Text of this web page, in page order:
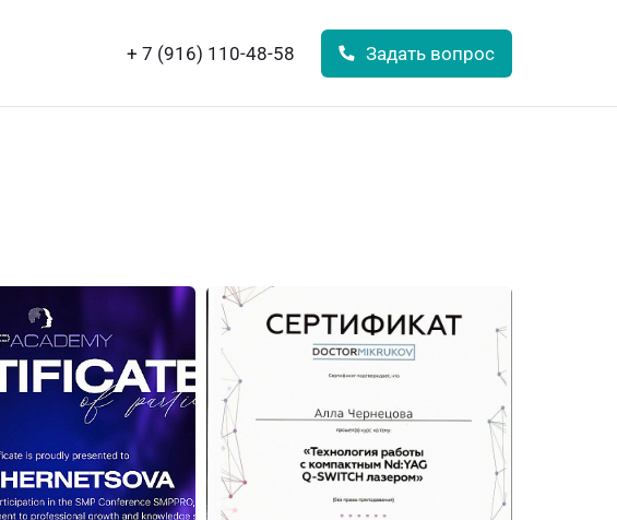
+ 7 (916) 110-48-58 Задать вопрос
+ 7 (916) 110-48-58 Задать вопрос